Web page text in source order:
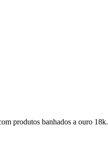
produtos banhados a ouro 18k.